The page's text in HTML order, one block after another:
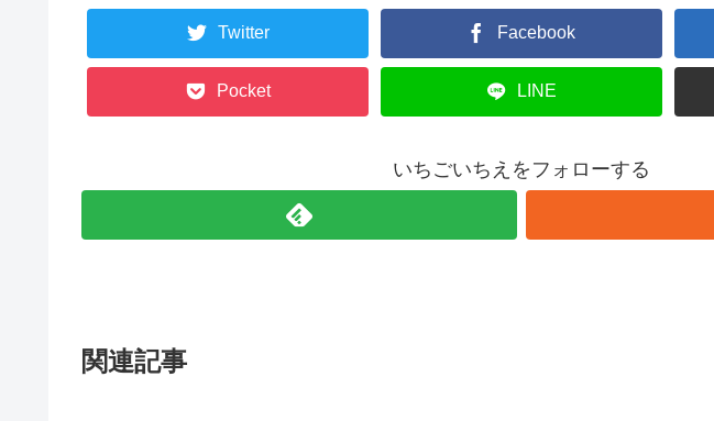
Twitter Facebook
Pocket LINE
いちごいちえをフォローする
関連記事